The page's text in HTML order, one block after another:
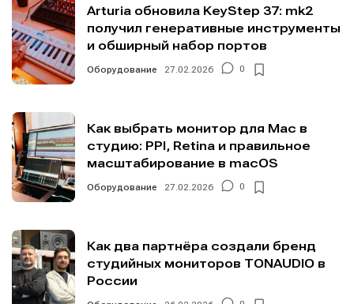
Мы в социальных сетях
Информация
О проекте
Реклама
Редакционная политика (в разработке)
Мы в социальных сетях
Информация
О проекте
Реклама
Редакционная политика (в разработке)
Arturia обновила KeyStep 37: mk2
получил генеративные инструменты
и обширный набор портов
Оборудование 27.02.2026 0
Как выбрать монитор для Mac в
студию: PPI, Retina и правильное
масштабирование в macOS
Оборудование 27.02.2026 0
Как два партнёра создали бренд
студийных мониторов TONAUDIO в
России